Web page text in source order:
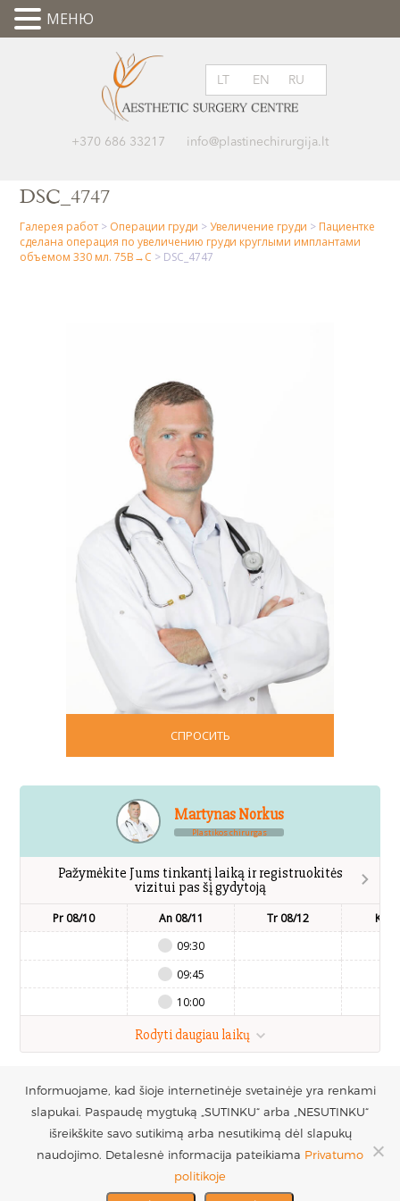
+370 686 33217 info@plastinechirurgija.lt
LT EN RU
DSC_4747
Галерея работ > Операции груди >Увеличение груди > Пациентке
сделана операция по увеличению груди круглыми имплантами
объемом 330 мл. 75B→C > DSC_4747
СПРОСИТЬ
Martynas Norkus
Plastikos chirurgas
Pažymėkite Jums tinkantį laiką ir registruokitės
vizitui pas šį gydytoją
Pr 08/10
An 08/11
09:30
09:45
10:00
Tr 08/12 Kt
Rodyti daugiau laikų
Registruotis vizitui
ПАРТНЕРЫ >
МЫ ПОДДЕРЖИВАЕМ
UAB Estetinės
chirurgijos centras
Код пр-ия: 300016228
НДС: LT100005717312
Моб. тел.:
МЕНЮ
Informuojame, kad šioje internetinėje svetainėje yra renkami
slapukai. Paspaudę mygtuką „SUTINKU“ arba „NESUTINKU“
išreikškite savo sutikimą arba nesutikimą dėl slapukų
naudojimo. Detalesnė informacija pateikiama Privatumo
politikoje